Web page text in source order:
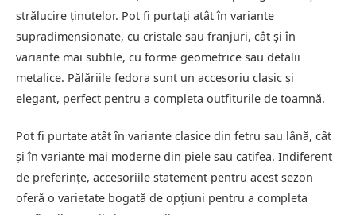
strălucire ținutelor. Pot fi purtați atât în variante
supradimensionate, cu cristale sau franjuri, cât și în
variante mai subtile, cu forme geometrice sau detalii
metalice. Pălăriile fedora sunt un accesoriu clasic și
elegant, perfect pentru a completa outfiturile de toamnă.
Pot fi purtate atât în variante clasice din fetru sau lână, cât
și în variante mai moderne din piele sau catifea. Indiferent
de preferințe, accesoriile statement pentru acest sezon
oferă o varietate bogată de opțiuni pentru a completa